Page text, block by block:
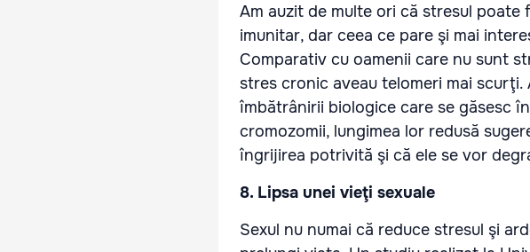
Am auzit de multe ori că stresul
imunitar, dar ceea ce pare şi mai
Comparativ cu oamenii care nu sunt
stres cronic aveau telomeri mai
îmbătrânirii biologice care se găsesc
cromozomii, lungimea lor redusă
îngrijirea potrivită şi că ele se vor
8. Lipsa unei vieţi sexuale
Sexul nu numai că reduce stresul şi